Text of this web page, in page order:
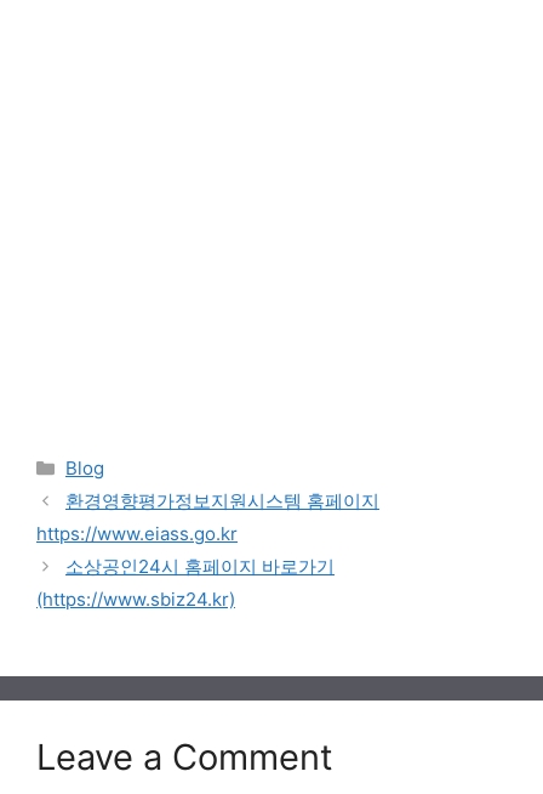
Categories
Blog
환경영향평가정보지원시스템 홈페이지
https://www.eiass.go.kr
소상공인24시 홈페이지 바로가기
(https://www.sbiz24.kr)
Leave a Comment